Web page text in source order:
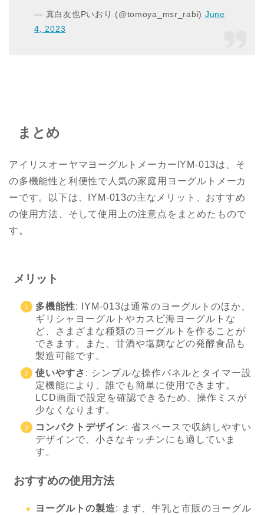
— 真白友也Pいおり (@tomoya_msr_rabi) June
4, 2023
まとめ
アイリスオーヤマヨーグルトメーカーIYM-013は、そ
の多機能性と利便性で人気の家庭用ヨーグルトメーカ
ーです。以下は、IYM-013の主なメリット、おすすめ
の使用方法、そして使用上の注意点をまとめたもので
す。
メリット
多機能性: IYM-013は通常のヨーグルトのほか、
ギリシャヨーグルトやカスピ海ヨーグルトな
ど、さまざまな種類のヨーグルトを作ることが
できます。また、甘酒や塩麹などの発酵食品も
製造可能です。
使いやすさ : シンプルな操作パネルとタイマー設
定機能により、誰でも簡単に使用できます。
LCD画面で設定を確認できるため、操作ミスが
少なくなります。
コンパクトデザイン: 省スペースで収納しやすい
デザインで、小さなキッチンにも適していま
す。
おすすめの使用方法
ヨーグルトの製造: まず、牛乳と市販のヨーグル